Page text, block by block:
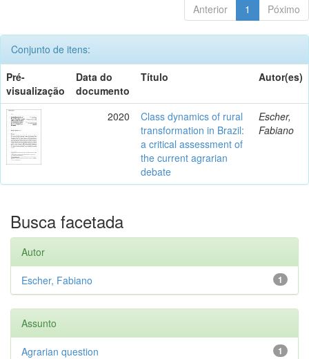
Anterior 1 Póximo
Conjunto de itens:
Pré-
visualização
Data do
documento
Título Autor(es)
2020
Class dynamics of rural
transformation in Brazil:
a critical assessment of
the current agrarian
debate
Escher,
Fabiano
Busca facetada
Autor
1
Escher, Fabiano
Assunto
1
Agrarian question